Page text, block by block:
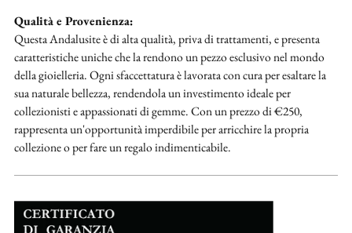
Qualità e Provenienza:
Questa Andalusite è di alta qualità, priva di trattamenti, e presenta
caratteristiche uniche che la rendono un pezzo esclusivo nel mondo
della gioielleria. Ogni sfaccettatura è lavorata con cura per esaltare la
sua naturale bellezza, rendendola un investimento ideale per
collezionisti e appassionati di gemme. Con un prezzo di €250,
rappresenta un'opportunità imperdibile per arricchire la propria
collezione o per fare un regalo indimenticabile.